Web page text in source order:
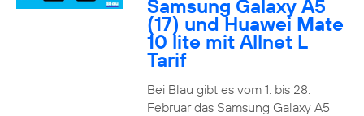
Samsung Galaxy A5
(17) und Huawei Mate
10 lite mit Allnet L
Tarif
Bei Blau gibt es vom 1. bis 28.
Februar das Samsung Galaxy A5